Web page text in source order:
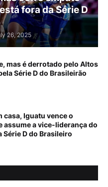
fora da Série D
26, 2025
mas é derrotado pelo Altos
Série D do Brasileirão
casa, Iguatu vence o
assume a vice-liderança do
Série D do Brasileiro